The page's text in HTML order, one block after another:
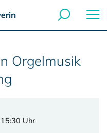
Orgelmusik
Uhr